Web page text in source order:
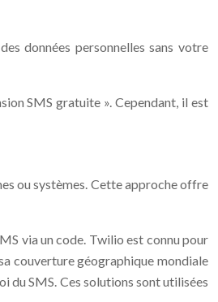
données personnelles sans votre
SMS gratuite ». Cependant, il est
ou systèmes. Cette approche offre
via un code. Twilio est connu pour
couverture géographique mondiale
du SMS. Ces solutions sont utilisées